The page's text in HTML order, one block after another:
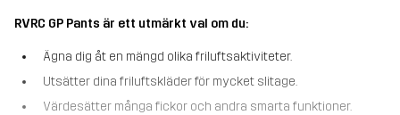
RVRC GP Pants är ett utmärkt val om du:
Ägna dig åt en mängd olika friluftsaktiviteter.
Utsätter dina friluftskläder för mycket slitage.
Värdesätter många fickor och andra smarta funktioner.